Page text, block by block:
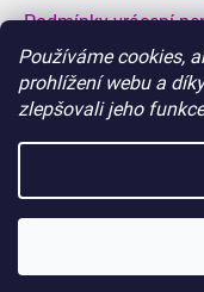
Používáme cookies,
prohlížení webu a
zlepšovali jeho
Podmínky vrácení
Dodací a platební
Hodnocení obchodu